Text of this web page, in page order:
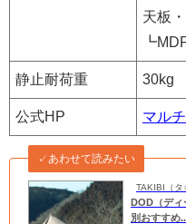
天板
静止耐荷重 30kg
公式HP マル
TAKIBI（タ
✓あわせて読みたい
DOD（ディ
別おすすめ